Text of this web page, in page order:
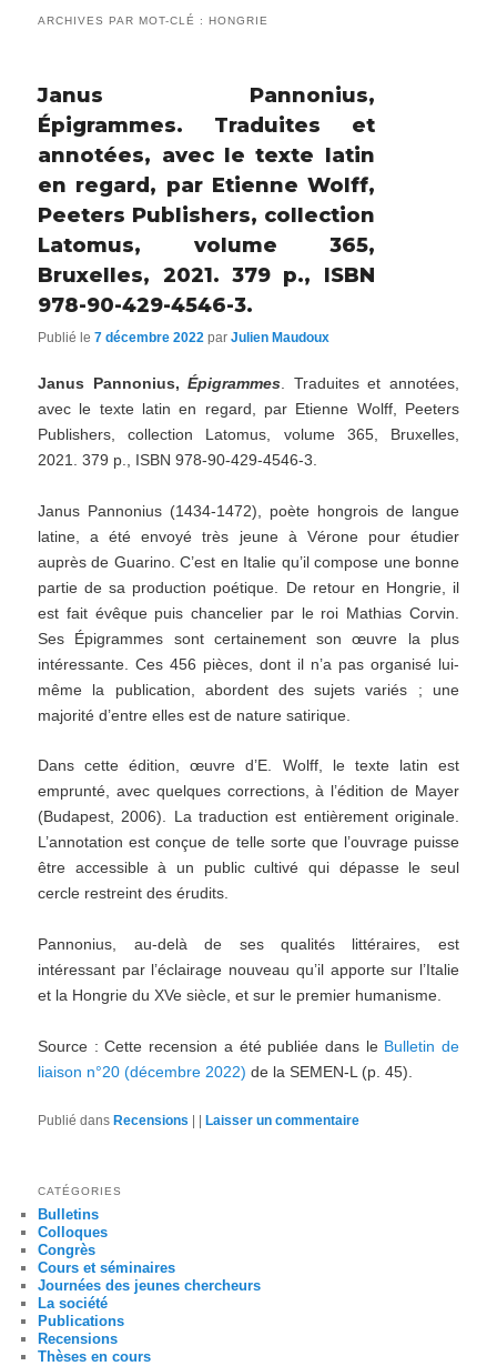
ARCHIVES PAR MOT-CLÉ : HONGRIE
Janus Pannonius,
Épigrammes. Traduites et
annotées, avec le texte latin
en regard, par Etienne Wolff,
Peeters Publishers, collection
Latomus, volume 365,
Bruxelles, 2021. 379 p., ISBN
978-90-429-4546-3.
Publié le7 décembre 2022 parJulien Maudoux
Janus Pannonius,Épigrammes . Traduites et annotées,
avec le texte latin en regard, par Etienne Wolff, Peeters
Publishers, collection Latomus, volume 365, Bruxelles,
2021. 379 p., ISBN 978-90-429-4546-3.
Janus Pannonius (1434-1472), poète hongrois de langue
latine, a été envoyé très jeune à Vérone pour étudier
auprès de Guarino. C’est en Italie qu’il compose une bonne
partie de sa production poétique. De retour en Hongrie, il
est fait évêque puis chancelier par le roi Mathias Corvin.
Ses Épigrammes sont certainement son œuvre la plus
intéressante. Ces 456 pièces, dont il n’a pas organisé lui-
même la publication, abordent des sujets variés ; une
majorité d’entre elles est de nature satirique.
Dans cette édition, œuvre d’E. Wolff, le texte latin est
emprunté, avec quelques corrections, à l’édition de Mayer
(Budapest, 2006). La traduction est entièrement originale.
L’annotation est conçue de telle sorte que l’ouvrage puisse
être accessible à un public cultivé qui dépasse le seul
cercle restreint des érudits.
Pannonius, au-delà de ses qualités littéraires, est
intéressant par l’éclairage nouveau qu’il apporte sur l’Italie
et la Hongrie du XVe siècle, et sur le premier humanisme.
Source : Cette recension a été publiée dans le Bulletin de
liaison n°20 (décembre 2022) de la SEMEN-L (p. 45).
Publié dans Recensions | |Laisser un commentaire
CATÉGORIES
Bulletins
Colloques
Congrès
Cours et séminaires
Journées des jeunes chercheurs
La société
Publications
Recensions
Thèses en cours